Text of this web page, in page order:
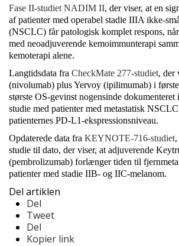
Fase II-studiet NADIM II, der viser, at en
af patienter med operabel stadie IIIA ikke-
(NSCLC) får patologisk komplet respons,
med neoadjuverende kemoimmunterapi
kemoterapi alene.
Langtidsdata fra CheckMate 277-studiet, der
(nivolumab) plus Yervoy (ipilimumab) i
største OS-gevinst nogensinde dokumenteret
studie med patienter med metastatisk
patienternes PD-L1-ekspressionsniveau.
Opdaterede data fra KEYNOTE-716-studiet
studie til dato, der viser, at adjuverende
(pembrolizumab) forlænger tiden til
patienter med stadie IIB- og IIC-melanom.
Del artiklen
Del
Tweet
Del
Kopier link